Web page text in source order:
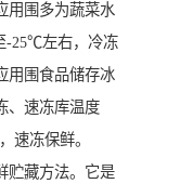
用围多为蔬菜水
-25℃左右，冷冻
用围食品储存冰
、速冻库温度
速冻保鲜。
贮藏方法。它是